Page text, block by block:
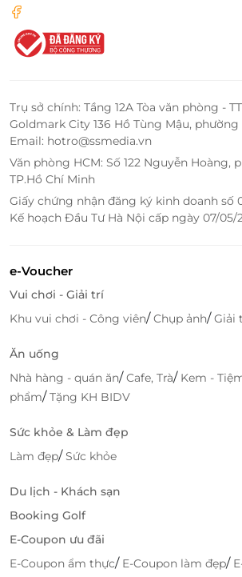
Châu, Đà Nẵng
568 Trưng Nữ Vương, P. Hòa Thuận
T308, Tầng 3 Trung tâm thương mại
Số 8 đường Võ Nguyên Giáp, Phường
Thừa Thiên Huế
06 Trần Hưng Đạo, P. Phú Hòa, Thừa
TTTM khu Quy hoạch Bà Triệu - Hùng
Hội, Thừa Thiên Huế, Thành Phố Huế,
Số 2 Phạm Minh Đức, Phường Máy Tơ,
Quyền, Hải Phòng
207C Lạch Tray, Quận Ngô Quyền,
Hải Phòng
317 Trần Thành Ngọ, Quận Kiến An,
88 Trần Phú, Quận Ngô Quyền, Hải
Cần Thơ
Cần Thơ
Lô 01, KDC Hưng Phú 1, P. Hưng Phú,
Vĩnh Phúc
Trụ sở chính: Tầng 12A Tòa văn phòng -
Goldmark City 136 Hồ Tùng Mậu, phường
Email: hotro@ssmedia.vn
Văn phòng HCM: Số 122 Nguyễn Hoàng,
TP.Hồ Chí Minh
Giấy chứng nhận đăng ký kinh doanh số
Kế hoạch Đầu Tư Hà Nội cấp ngày 07/05/
e-Voucher
Vui chơi - Giải trí
Khu vui chơi - Công viên/Chụp ảnh/Giải
Ăn uống
Nhà hàng - quán ăn/Cafe, Trà/ Kem -
phẩm/Tặng KH BIDV
Sức khỏe & Làm đẹp
Làm đẹp/Sức khỏe
Du lịch - Khách sạn
Booking Golf
E-Coupon ưu đãi
E-Coupon ẩm thực/ E-Coupon làm đẹp/